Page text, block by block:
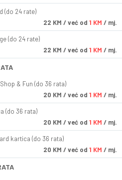
(do 24 rate)
22 KM / već od 1 KM / mj.
(do 24 rate)
22 KM / već od 1 KM / mj.
& Fun (do 36 rata)
20 KM / već od 1 KM / mj.
(do 36 rata)
20 KM / već od 1 KM / mj.
kartica (do 36 rata)
20 KM / već od 1 KM / mj.